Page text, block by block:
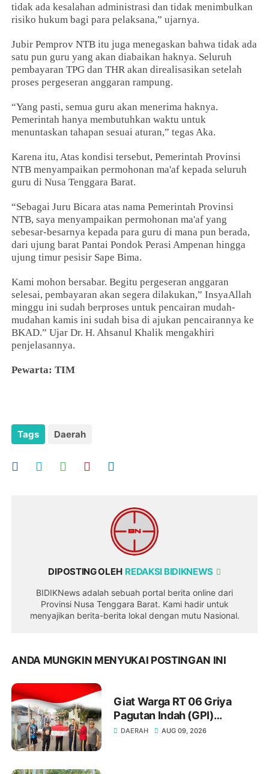
tidak ada kesalahan administrasi dan tidak menimbulkan
risiko hukum bagi para pelaksana,” ujarnya.
Jubir Pemprov NTB itu juga menegaskan bahwa tidak ada
satu pun guru yang akan diabaikan haknya. Seluruh
pembayaran TPG dan THR akan direalisasikan setelah
proses pergeseran anggaran rampung.
“Yang pasti, semua guru akan menerima haknya.
Pemerintah hanya membutuhkan waktu untuk
menuntaskan tahapan sesuai aturan,” tegas Aka.
Karena itu, Atas kondisi tersebut, Pemerintah Provinsi
NTB menyampaikan permohonan ma'af kepada seluruh
guru di Nusa Tenggara Barat.
“Sebagai Juru Bicara atas nama Pemerintah Provinsi
NTB, saya menyampaikan permohonan ma'af yang
sebesar-besarnya kepada para guru di mana pun berada,
dari ujung barat Pantai Pondok Perasi Ampenan hingga
ujung timur pesisir Sape Bima.
Kami mohon bersabar. Begitu pergeseran anggaran
selesai, pembayaran akan segera dilakukan,” InsyaAllah
minggu ini sudah berproses untuk pencairan mudah-
mudahan kamis ini sudah bisa di ajukan pencairannya ke
BKAD.” Ujar Dr. H. Ahsanul Khalik mengakhiri
penjelasannya.
Pewarta: TIM
Tags Daerah
DIPOSTING OLEH REDAKSI BIDIKNEWS
BIDIKNews adalah sebuah portal berita online dari
Provinsi Nusa Tenggara Barat. Kami hadir untuk
menyajikan berita-berita lokal dengan mutu Nasional.
ANDA MUNGKIN MENYUKAI POSTINGAN INI
Giat Warga RT 06 Griya
Pagutan Indah (GPI)
Mataram Menyambut HUT RI
DAERAH AUG 09, 2026